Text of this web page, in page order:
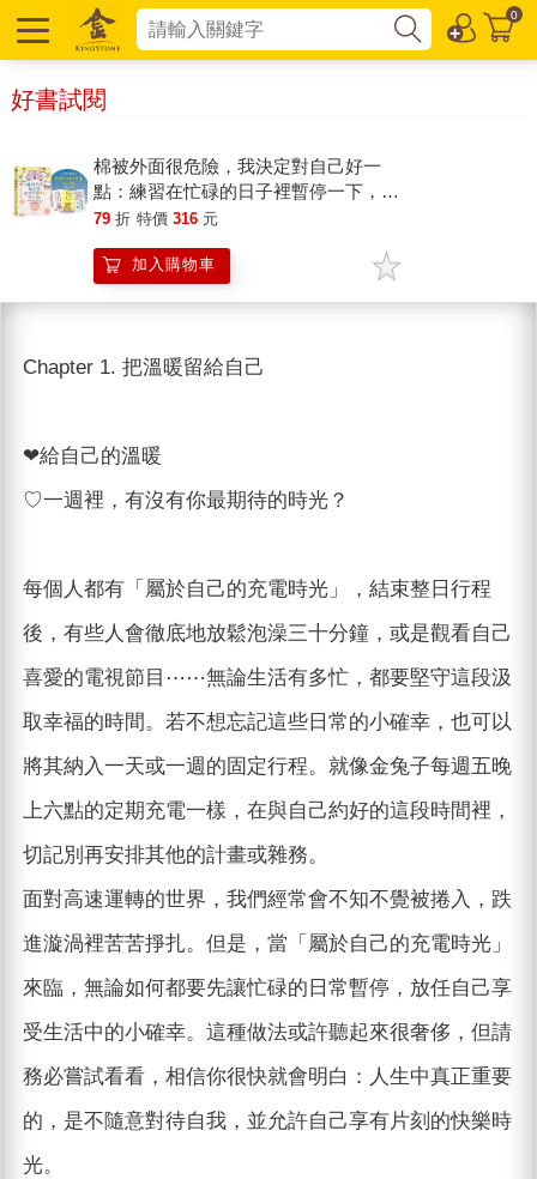
0
好書試閱
棉被外面很危險，我決定對自己好一
點：練習在忙碌的日子裡暫停一下，蒐
集今日份的微小幸福【首刷限量贈送暖
79 折 特價 316 元
加入購物車
Chapter 1. 把溫暖留給自己
❤︎給自己的溫暖
♡一週裡，有沒有你最期待的時光？
每個人都有「屬於自己的充電時光」，結束整日行程
後，有些人會徹底地放鬆泡澡三十分鐘，或是觀看自己
喜愛的電視節目⋯⋯無論生活有多忙，都要堅守這段汲
取幸福的時間。若不想忘記這些日常的小確幸，也可以
將其納入一天或一週的固定行程。就像金兔子每週五晚
上六點的定期充電一樣，在與自己約好的這段時間裡，
切記別再安排其他的計畫或雜務。
面對高速運轉的世界，我們經常會不知不覺被捲入，跌
進漩渦裡苦苦掙扎。但是，當「屬於自己的充電時光」
來臨，無論如何都要先讓忙碌的日常暫停，放任自己享
受生活中的小確幸。這種做法或許聽起來很奢侈，但請
務必嘗試看看，相信你很快就會明白：人生中真正重要
的，是不隨意對待自我，並允許自己享有片刻的快樂時
光。